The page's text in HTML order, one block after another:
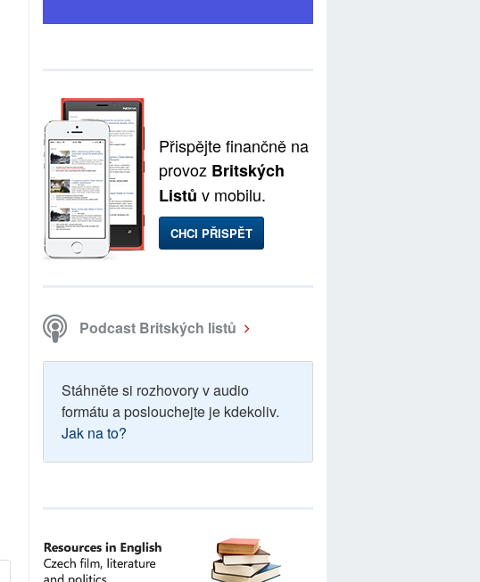
Přispějte finančně na
provoz Britských
Listů v mobilu.
CHCI PŘISPĚT
Podcast Britských listů
Stáhněte si rozhovory v audio
formátu a poslouchejte je kdekoliv.
Jak na to?